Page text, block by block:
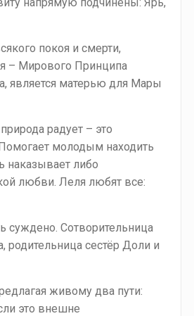
покоя и смерти,
– Мирового Принципа
является матерью для Мары
радует – это
молодым находить
наказывает либо
любви. Леля любят все:
суждено. Сотворительница
сестёр Доли и
живому два пути:
это внешне